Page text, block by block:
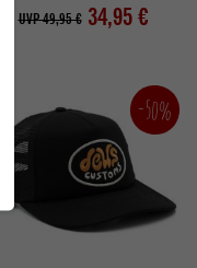
UVP 49,95 € 34,95 €
-50%